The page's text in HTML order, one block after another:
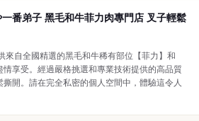
一番弟子 黑毛和牛菲力肉專門店 叉子輕鬆
來自全國精選的黑毛和牛稀有部位【菲力】和
情享受。經過嚴格挑選和專業技術提供的高品質
開。請在完全私密的個人空間中，體驗這令人